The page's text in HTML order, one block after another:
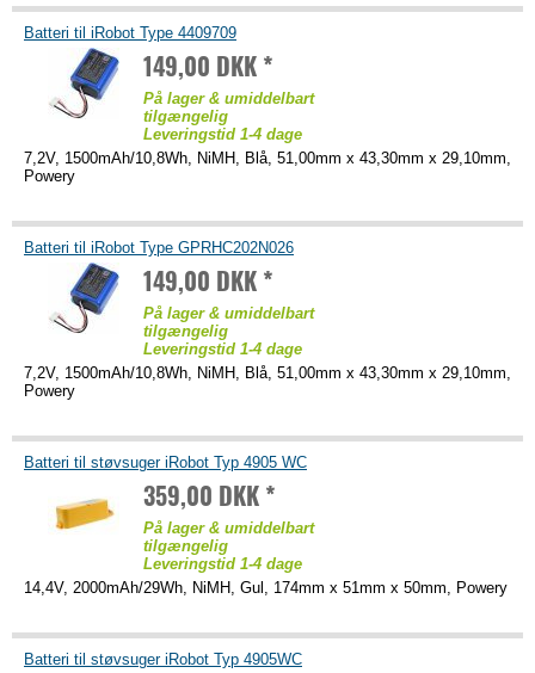
Batteri til iRobot Type 4409709
149,00 DKK *
På lager & umiddelbart
tilgængelig
Leveringstid 1-4 dage
7,2V, 1500mAh/10,8Wh, NiMH, Blå, 51,00mm x 43,30mm x 29,10mm,
Powery
Batteri til iRobot Type GPRHC202N026
149,00 DKK *
På lager & umiddelbart
tilgængelig
Leveringstid 1-4 dage
7,2V, 1500mAh/10,8Wh, NiMH, Blå, 51,00mm x 43,30mm x 29,10mm,
Powery
Batteri til støvsuger iRobot Typ 4905 WC
359,00 DKK *
På lager & umiddelbart
tilgængelig
Leveringstid 1-4 dage
14,4V, 2000mAh/29Wh, NiMH, Gul, 174mm x 51mm x 50mm, Powery
Batteri til støvsuger iRobot Typ 4905WC